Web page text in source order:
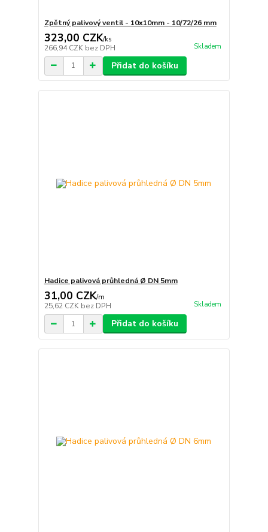
Zpětný palivový ventil - 10x10mm - 10/72/26 mm
323,00 CZK/ks
266,94 CZK bez DPH Skladem
Přidat do košíku
Hadice palivová průhledná Ø DN 5mm
31,00 CZK/m
25,62 CZK bez DPH Skladem
Přidat do košíku